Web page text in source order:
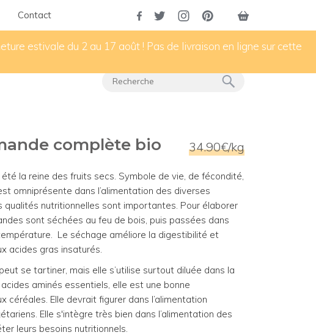
Contact
estivale du 2 au 17 août ! Pas de livraison en ligne sur cette
34.90€/kg
complète bio
été la reine des fruits secs. Symbole de vie, de fécondité,
omniprésente dans l’alimentation des diverses
qualités nutritionnelles sont importantes. Pour élaborer
sont séchées au feu de bois, puis passées dans
Le séchage améliore la digestibilité et
acides gras insaturés.
se tartiner, mais elle s’utilise surtout diluée dans la
aminés essentiels, elle est une bonne
céréales. Elle devrait figurer dans l’alimentation
Elle s'intègre très bien dans l’alimentation des
leurs besoins nutritionnels.